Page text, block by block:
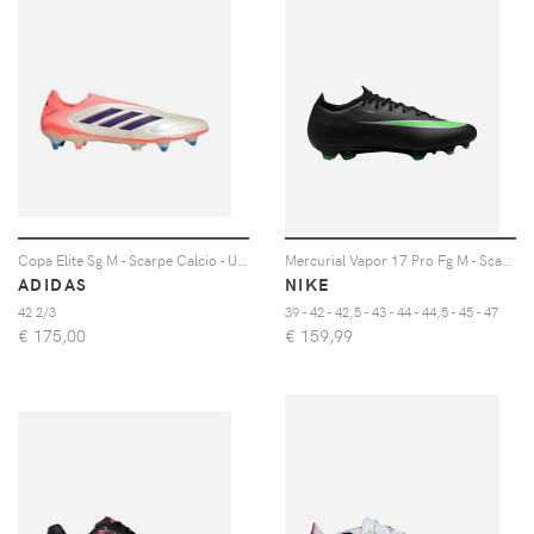
ADIDAS
42 2/3
€ 175,00
NIKE
39 - 42 - 42,5 - 43 - 44 - 44,5 - 45 - 47
€ 159,99